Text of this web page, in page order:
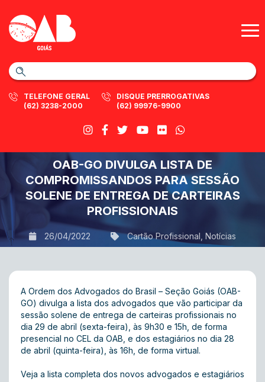
TELEFONE GERAL
(62) 3238-2000
DISQUE PRERROGATIVAS
(62) 99976-9900
OAB-GO DIVULGA LISTA DE
COMPROMISSANDOS PARA SESSÃO
SOLENE DE ENTREGA DE CARTEIRAS
PROFISSIONAIS
26/04/2022 Cartão Profissional Notícias
A Ordem dos Advogados do Brasil – Seção Goiás (OAB-
GO) divulga a lista dos advogados que vão participar da
sessão solene de entrega de carteiras profissionais no
dia 29 de abril (sexta-feira), às 9h30 e 15h, de forma
presencial no CEL da OAB, e dos estagiários no dia 28
de abril (quinta-feira), às 16h, de forma virtual.
Veja a lista completa dos novos advogados e estagiários